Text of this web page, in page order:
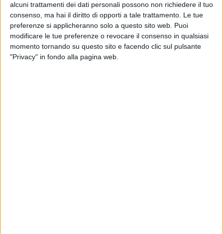
alcuni trattamenti dei dati personali possono non richiedere il tuo
consenso, ma hai il diritto di opporti a tale trattamento. Le tue
preferenze si applicheranno solo a questo sito web. Puoi
modificare le tue preferenze o revocare il consenso in qualsiasi
momento tornando su questo sito e facendo clic sul pulsante
"Privacy" in fondo alla pagina web.
Boom delle transazioni
logistiche in Nord Italia
secondo Jll
NOTIZIE E INTERVISTE IN EVIDENZA 5 AGOSTO 2022